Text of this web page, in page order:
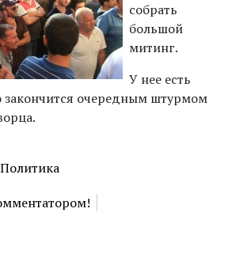
собрать
большой
митинг.
У нее есть
закончится очередным штурмом
Политика